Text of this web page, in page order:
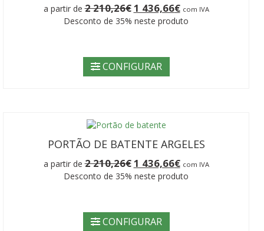
a partir de2 210,26€ O
preço
original
210,26€.
1 436,66€O
preço
com IVA
Desconto de 35% neste produto
CONFIGURAR
PORTÃO DE BATENTE ARGELES
a partir de2 210,26€ O
preço
original
210,26€.
1 436,66€O
preço
com IVA
Desconto de 35% neste produto
CONFIGURAR